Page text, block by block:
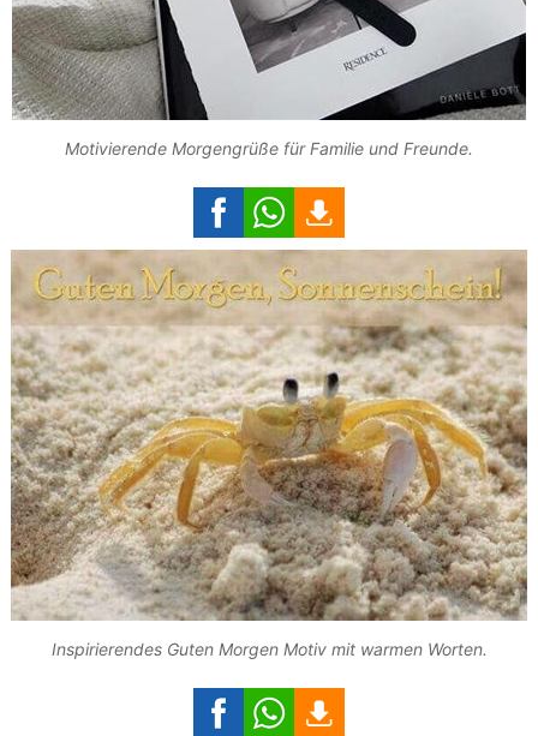
Motivierende Morgengrüße für Familie und Freunde.
Inspirierendes Guten Morgen Motiv mit warmen Worten.